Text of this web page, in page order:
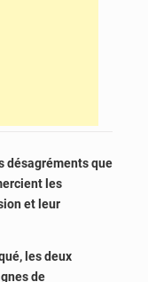
désagréments que
les
et leur
les deux
de